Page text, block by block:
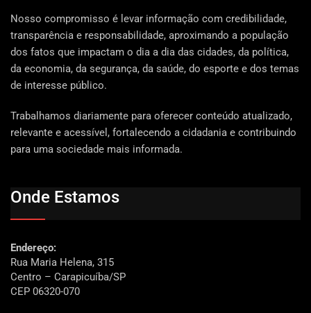
Nosso compromisso é levar informação com credibilidade,
transparência e responsabilidade, aproximando a população
dos fatos que impactam o dia a dia das cidades, da política,
da economia, da segurança, da saúde, do esporte e dos temas
de interesse público.
Trabalhamos diariamente para oferecer conteúdo atualizado,
relevante e acessível, fortalecendo a cidadania e contribuindo
para uma sociedade mais informada.
Onde Estamos
Endereço:
Rua Maria Helena, 315
Centro – Carapicuíba/SP
CEP 06320-070